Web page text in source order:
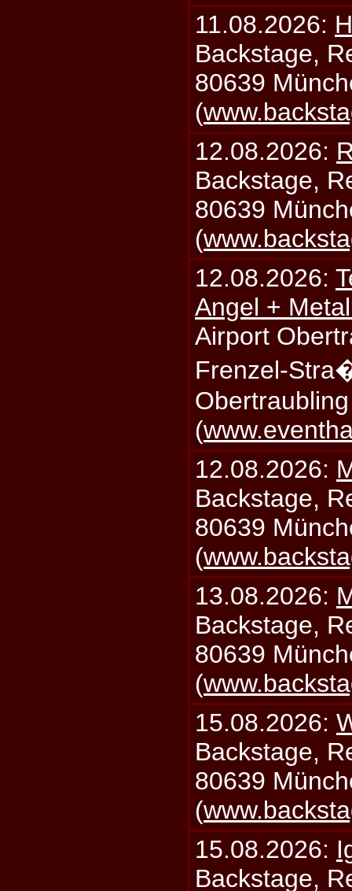
11.08.2026:
Backstage,
80639
(
12.08.2026:
Backstage,
80639
(
12.08.2026:
Angel +
Airport
Frenzel-
(
12.08.2026:
Backstage,
80639
(
13.08.2026:
Backstage,
80639
(
15.08.2026:
Backstage,
80639
(
15.08.2026:
Backstage,